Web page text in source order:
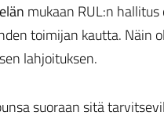
mukaan RUL:n
toimijan kautta. Näin
lahjoituksen.
suoraan sitä